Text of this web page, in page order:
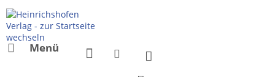
Menü